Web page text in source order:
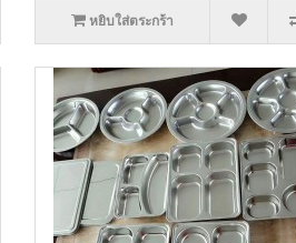
หยิบใส่ตระกร้า